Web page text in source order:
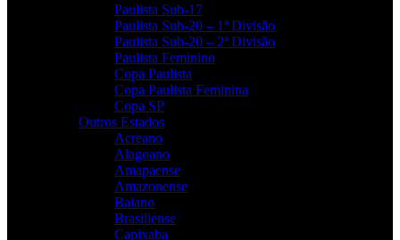
Paulista Sub-17
Paulista Sub-20 – 1ª Divisão
Paulista Sub-20 – 2ª Divisão
Paulista Feminino
Copa Paulista
Copa Paulista Feminina
Copa SP
Outros Estados
Acreano
Alagoano
Amapaense
Amazonense
Baiano
Brasiliense
Capixaba